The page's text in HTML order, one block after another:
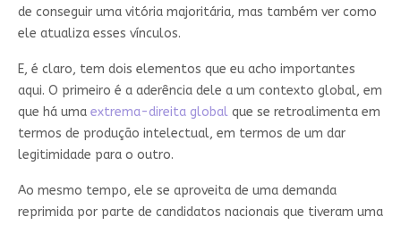
de conseguir uma vitória majoritária, mas também ver como
ele atualiza esses vínculos.
E, é claro, tem dois elementos que eu acho importantes
aqui. O primeiro é a aderência dele a um contexto global, em
que há uma extrema-direita globalque se retroalimenta em
termos de produção intelectual, em termos de um dar
legitimidade para o outro.
Ao mesmo tempo, ele se aproveita de uma demanda
reprimida por parte de candidatos nacionais que tiveram uma